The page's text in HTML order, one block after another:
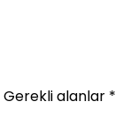
Gerekli alanlar *